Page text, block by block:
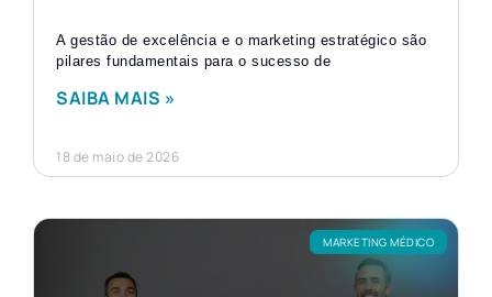
A gestão de excelência e o marketing estratégico são
pilares fundamentais para o sucesso de
SAIBA MAIS »
18 de maio de 2026
MARKETING MÉDICO